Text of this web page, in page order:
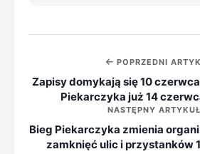
POPRZEDNI
Zapisy domykają się 10
Piekarczyka już 14
NASTĘPNY ARTYKUŁ
Bieg Piekarczyka zmienia
zamknięć ulic i przystanków